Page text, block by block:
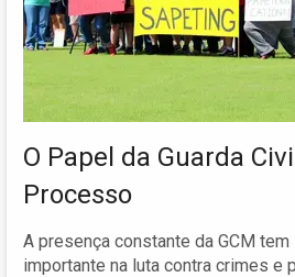
O Papel da Guarda
Processo
A presença constante da GCM
importante na luta contra crimes e